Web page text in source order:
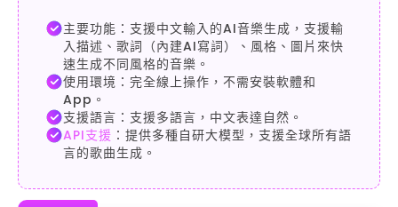
主要功能：支援中文輸入的AI音樂生成，支援輸
入描述、歌詞（內建AI寫詞）、風格、圖片來快
速生成不同風格的音樂。
使用環境：完全線上操作，不需安裝軟體和
App。
支援語言：支援多語言，中文表達自然。
API支援 ：提供多種自研大模型，支援全球所有語
言的歌曲生成。